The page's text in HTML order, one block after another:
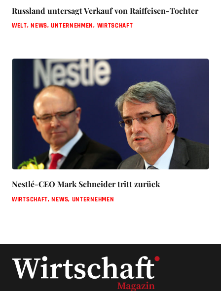
Russland untersagt Verkauf von Raiffeisen-Tochter
WELT,NEWS,UNTERNEHMEN, WIRTSCHAFT
Nestlé-CEO Mark Schneider tritt zurück
WIRTSCHAFT,NEWS, UNTERNEHMEN